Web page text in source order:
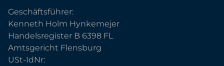
Geschäftsführer:
Kenneth Holm Hynkemejer
Handelsregister B 6398 FL
Amtsgericht Flensburg
USt-IdNr: